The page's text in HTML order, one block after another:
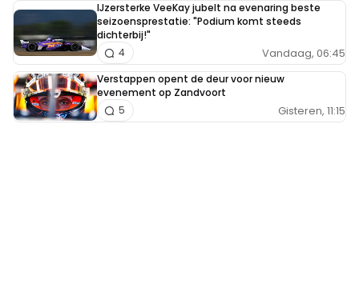
IJzersterke VeeKay jubelt na evenaring beste
seizoensprestatie: "Podium komt steeds
dichterbij!"
Vandaag, 06:45
4
Verstappen opent de deur voor nieuw
evenement op Zandvoort
Gisteren, 11:15
5